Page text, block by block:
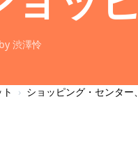
by 渋澤怜
› ショッピング・センター